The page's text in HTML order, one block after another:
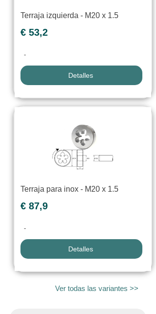
Terraja izquierda - M20 x 1.5
€ 53,2
-
Detalles
Terraja para inox - M20 x 1.5
€ 87,9
-
Detalles
Ver todas las variantes >>